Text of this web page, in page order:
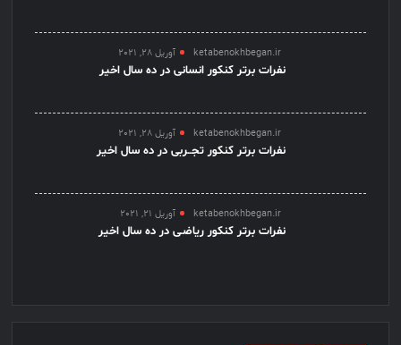
ketabenokhbegan.ir آوریل 28, 2021
نفرات برتر کنکور انسانی در ده سال اخیر
ketabenokhbegan.ir آوریل 28, 2021
نفرات برتر کنکور تجــربی در ده سال اخیر
ketabenokhbegan.ir آوریل 21, 2021
نفرات برتر کنکور ریاضـی در ده سال اخیر